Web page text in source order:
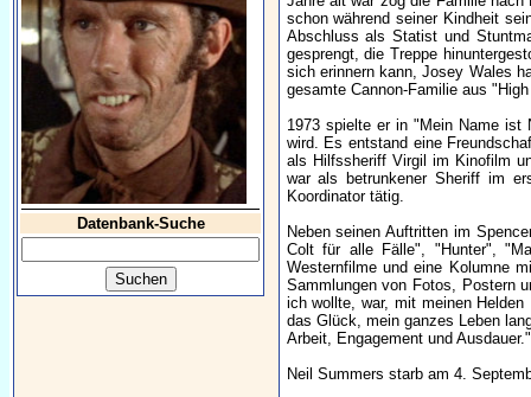
Datenbank-Suche
schon während seiner Kindheit
Abschluss als Statist und
gesprengt, die Treppe
sich erinnern kann, Josey Wales
gesamte Cannon-Familie aus
1973 spielte er in "Mein Name ist
wird. Es entstand eine
als Hilfssheriff Virgil im Kinofilm
war als betrunkener Sheriff im
Koordinator tätig.
Neben seinen Auftritten im
Colt für alle Fälle", "Hunter",
Westernfilme und eine Kolumne
Sammlungen von Fotos, Postern
ich wollte, war, mit meinen
das Glück, mein ganzes Leben
Arbeit, Engagement und Ausdauer."
Neil Summers starb am 4.